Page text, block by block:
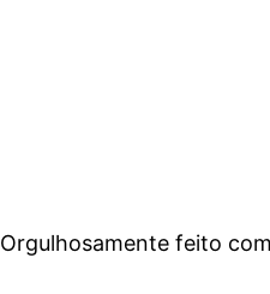
Orgulhosamente feito com